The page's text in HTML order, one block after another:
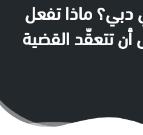
دبي؟ ماذا تفعل
تتعقّد القضية